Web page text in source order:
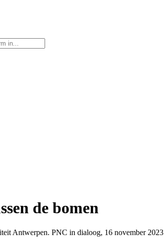
de bomen
Antwerpen. PNC in dialoog, 16 november 2023